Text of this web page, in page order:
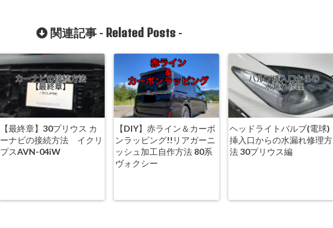
関連記事 - Related Posts-
【最終章】30プリウス カ
ーナビの接続方法 イクリ
プスAVN-04iW
【DIY】赤ライン＆カーボ
ンラッピング!!リアガーニ
ッシュ加工自作方法 80系
ヴォクシー
ヘッドライトバルブ(電球)
挿入口からの水漏れ修理方
法 30プリウス編